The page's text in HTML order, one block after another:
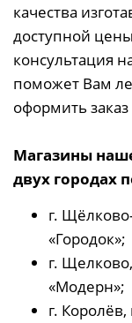
качества
доступной
консультация
поможет Вам
оформить
Магазины
двух городах
г.
«Городок»;
г.
«Модерн»;
г.